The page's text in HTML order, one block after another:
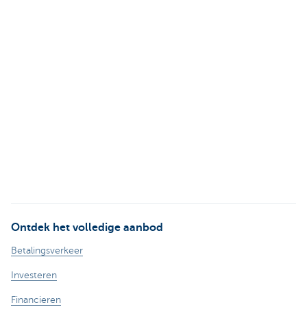
Ontdek het volledige aanbod
Betalingsverkeer
Investeren
Financieren